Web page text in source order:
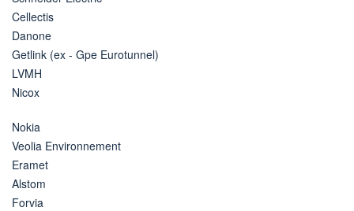
Cellectis
Danone
Getlink (ex - Gpe Eurotunnel)
LVMH
Nicox
Nokia
Veolia Environnement
Eramet
Alstom
Forvia